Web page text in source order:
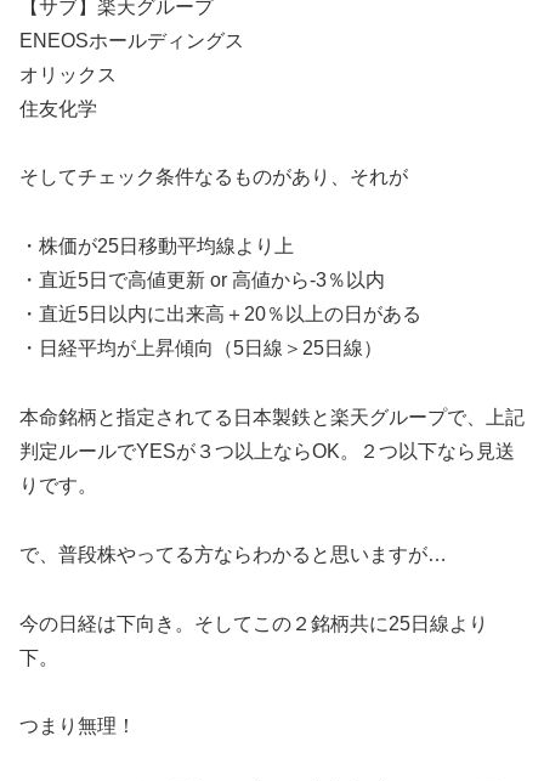
【サブ】楽天グループ
ENEOSホールディングス
オリックス
住友化学
そしてチェック条件なるものがあり、それが
・株価が25日移動平均線より上
・直近5日で高値更新 or 高値から-3％以内
・直近5日以内に出来高＋20％以上の日がある
・日経平均が上昇傾向（5日線＞25日線）
本命銘柄と指定されてる日本製鉄と楽天グループで、上記
判定ルールでYESが３つ以上ならOK。２つ以下なら見送
りです。
で、普段株やってる方ならわかると思いますが…
今の日経は下向き。そしてこの２銘柄共に25日線より
下。
つまり無理！